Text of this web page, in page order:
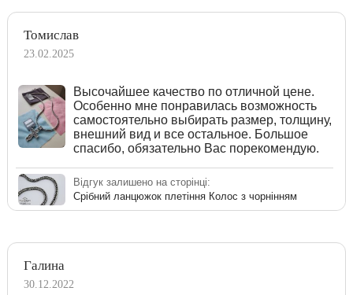
Томислав
23.02.2025
Высочайшее качество по отличной цене.
Особенно мне понравилась возможность
самостоятельно выбирать размер, толщину,
внешний вид и все остальное. Большое
спасибо, обязательно Вас порекомендую.
Відгук залишено на сторінці:
Срібний ланцюжок плетіння Колос з чорнінням
Галина
30.12.2022